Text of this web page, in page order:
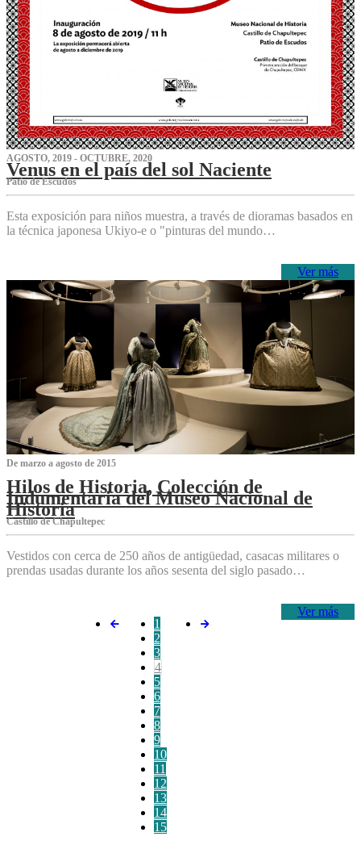
AGOSTO, 2019 - OCTUBRE, 2020
Venus en el país del sol Naciente
P‌atio de Escudos
Esta exposición para niños muestra, a través de dioramas basados en
la técnica japonesa Ukiyo-e o "pinturas del mundo…
Ver más
De marzo a agosto de 2015
Hilos de Historia, Colección de
Indumentaria del Museo Nacional de
Historia
Castillo de Chapultepec
Vestidos con cerca de 250 años de antigüedad, casacas militares o
prendas usadas durante los años sesenta del siglo pasado…
Ver más
1
2
3
4
5
6
7
8
9
10
11
12
13
14
15